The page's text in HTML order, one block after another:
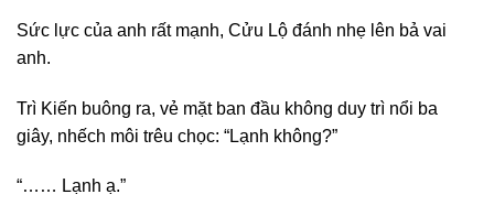
Sức lực của anh rất mạnh, Cửu Lộ đánh nhẹ lên bả vai
anh.
Trì Kiến buông ra, vẻ mặt ban đầu không duy trì nổi ba
giây, nhếch môi trêu chọc: “Lạnh không?”
“…… Lạnh ạ.”